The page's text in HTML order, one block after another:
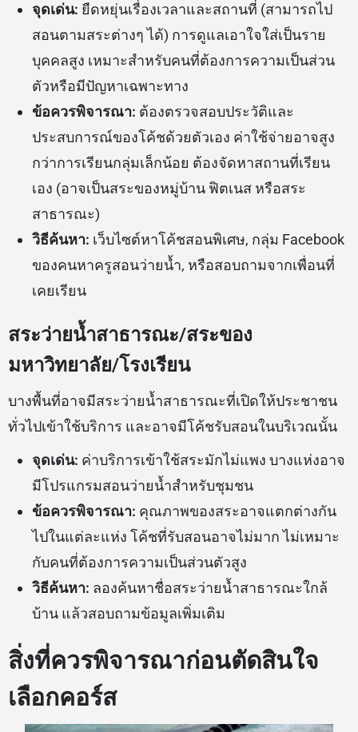
จุดเด่น: ยืดหยุ่นเรื่องเวลาและสถานที่ (สามารถไป
สอนตามสระต่างๆ ได้) การดูแลเอาใจใส่เป็นราย
บุคคลสูง เหมาะสำหรับคนที่ต้องการความเป็นส่วน
ตัวหรือมีปัญหาเฉพาะทาง
ข้อควรพิจารณา: ต้องตรวจสอบประวัติและ
ประสบการณ์ของโค้ชด้วยตัวเอง ค่าใช้จ่ายอาจสูง
กว่าการเรียนกลุ่มเล็กน้อย ต้องจัดหาสถานที่เรียน
เอง (อาจเป็นสระของหมู่บ้าน ฟิตเนส หรือสระ
สาธารณะ)
วิธีค้นหา: เว็บไซต์หาโค้ชสอนพิเศษ, กลุ่ม Facebook
ของคนหาครูสอนว่ายน้ำ, หรือสอบถามจากเพื่อนที่
เคยเรียน
สระว่ายน้ำสาธารณะ/สระของ
มหาวิทยาลัย/โรงเรียน
บางพื้นที่อาจมีสระว่ายน้ำสาธารณะที่เปิดให้ประชาชน
ทั่วไปเข้าใช้บริการ และอาจมีโค้ชรับสอนในบริเวณนั้น
จุดเด่น: ค่าบริการเข้าใช้สระมักไม่แพง บางแห่งอาจ
มีโปรแกรมสอนว่ายน้ำสำหรับชุมชน
ข้อควรพิจารณา: คุณภาพของสระอาจแตกต่างกัน
ไปในแต่ละแห่ง โค้ชที่รับสอนอาจไม่มาก ไม่เหมาะ
กับคนที่ต้องการความเป็นส่วนตัวสูง
วิธีค้นหา: ลองค้นหาชื่อสระว่ายน้ำสาธารณะใกล้
บ้าน แล้วสอบถามข้อมูลเพิ่มเติม
สิ่งที่ควรพิจารณาก่อนตัดสินใจ
เลือกคอร์ส